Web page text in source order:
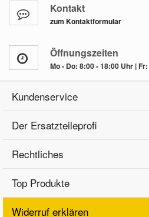
Kontakt
zum Kontaktformular
Öffnungszeiten
Mo - Do: 8:00 - 18:00 Uhr |
Kundenservice
Der Ersatzteileprofi
Rechtliches
Top Produkte
Widerruf erklären